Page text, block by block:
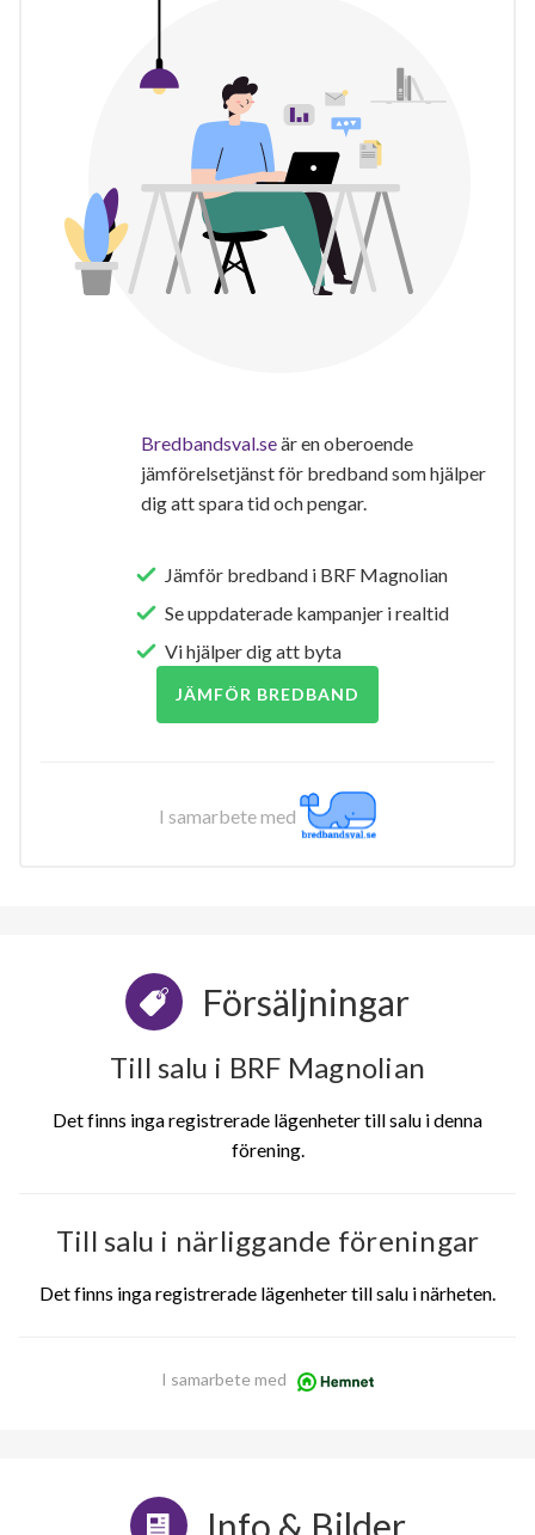
Bredbandsval.seär en oberoende
jämförelsetjänst för bredband som hjälper
dig att spara tid och pengar.
Jämför bredband i BRF Magnolian
Se uppdaterade kampanjer i realtid
Vi hjälper dig att byta
JÄMFÖR BREDBAND
I samarbete med
Försäljningar
Till salu i BRF Magnolian
Det finns inga registrerade lägenheter till salu i denna
förening.
Till salu i närliggande föreningar
Det finns inga registrerade lägenheter till salu i närheten.
I samarbete med
Info & Bilder